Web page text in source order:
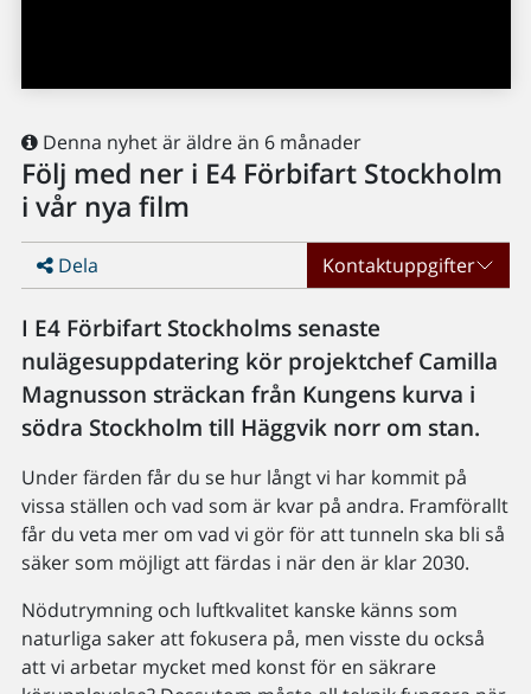
Denna nyhet är äldre än 6 månader
Följ med ner i E4 Förbifart Stockholm
i vår nya film
Dela Kontaktuppgifter
I E4 Förbifart Stockholms senaste
nulägesuppdatering kör projektchef Camilla
Magnusson sträckan från Kungens kurva i
södra Stockholm till Häggvik norr om stan.
Under färden får du se hur långt vi har kommit på
vissa ställen och vad som är kvar på andra. Framförallt
får du veta mer om vad vi gör för att tunneln ska bli så
säker som möjligt att färdas i när den är klar 2030.
Nödutrymning och luftkvalitet kanske känns som
naturliga saker att fokusera på, men visste du också
att vi arbetar mycket med konst för en säkrare